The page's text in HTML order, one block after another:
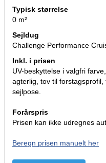
Typisk størrelse
0 m²
Sejldug
Challenge Performance
Inkl. i prisen
UV-beskyttelse i valgfri
agterlig, tov til forstagsprofil,
sejlpose.
Forårspris
Prisen kan ikke udregnes
Beregn prisen manuelt her